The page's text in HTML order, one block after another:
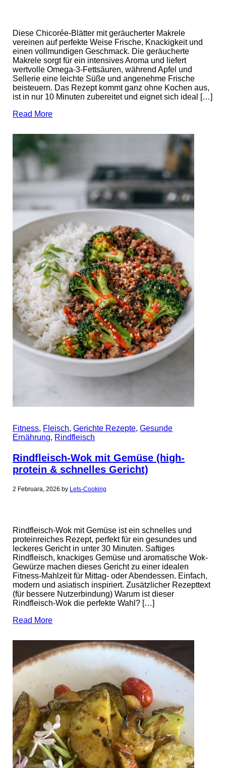
Diese Chicorée-Blätter mit geräucherter Makrele
vereinen auf perfekte Weise Frische, Knackigkeit und
einen vollmundigen Geschmack. Die geräucherte
Makrele sorgt für ein intensives Aroma und liefert
wertvolle Omega-3-Fettsäuren, während Apfel und
Sellerie eine leichte Süße und angenehme Frische
beisteuern. Das Rezept kommt ganz ohne Kochen aus,
ist in nur 10 Minuten zubereitet und eignet sich ideal […]
Read More
Fitness, Fleisch,Gerichte Rezepte,Gesunde
Ernährung, Rindfleisch
Rindfleisch-Wok mit Gemüse (high-
protein & schnelles Gericht)
2 Februara, 2026 by Lets-Cooking
Rindfleisch-Wok mit Gemüse ist ein schnelles und
proteinreiches Rezept, perfekt für ein gesundes und
leckeres Gericht in unter 30 Minuten. Saftiges
Rindfleisch, knackiges Gemüse und aromatische Wok-
Gewürze machen dieses Gericht zu einer idealen
Fitness-Mahlzeit für Mittag- oder Abendessen. Einfach,
modern und asiatisch inspiriert. Zusätzlicher Rezepttext
(für bessere Nutzerbindung) Warum ist dieser
Rindfleisch-Wok die perfekte Wahl? […]
Read More